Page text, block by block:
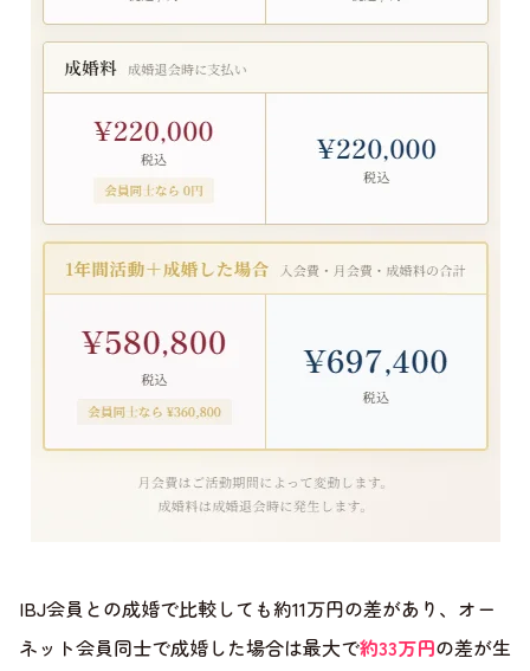
IBJ会員との成婚で比較しても約11万円の差があり、オー
ネット会員同士で成婚した場合は最大で約33万円の差が生